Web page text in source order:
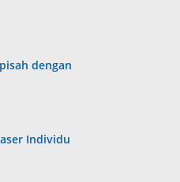
dengan
Individu